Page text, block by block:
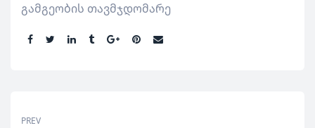
გამგეობის თავმჯდომარე
Share:
PREV